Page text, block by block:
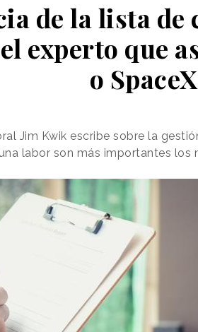
de la lista de
experto que
o SpaceX
Jim Kwik escribe sobre la
labor son más importantes los